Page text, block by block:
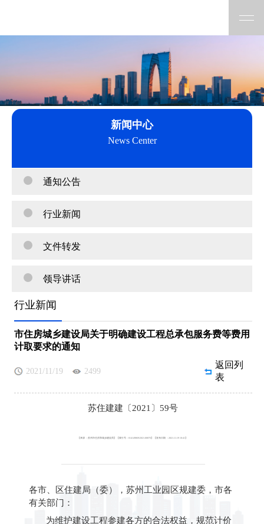
新闻中心
News Center
通知公告
行业新闻
文件转发
领导讲话
行业新闻
市住房城乡建设局关于明确建设工程总承包服务费等费用
计取要求的通知
2021/11/19 2499
返回列
表
苏住建建〔2021〕59号
【来源 ： 苏州市住房和城乡建设局 【索引号： 014149869/2021-00870 【发布日期 ：2021-11-19 10:41】
各市、区住建局（委），苏州工业园区规建委，市各
有关部门：
为维护建设工程参建各方的合法权益，规范计价